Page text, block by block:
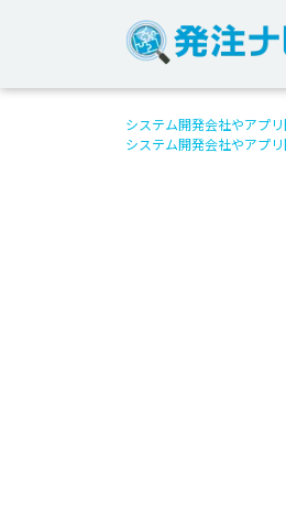
システム開発会社やアプ
システム開発会社やアプ